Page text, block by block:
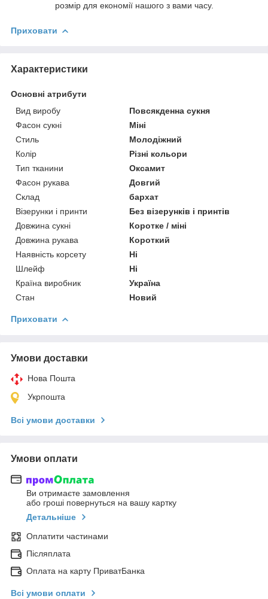
розмір для економії нашого з вами часу.
Приховати
Характеристики
Основні атрибути
Вид виробу
Повсякденна сукня
Фасон сукні
Міні
Стиль
Молодіжний
Колір
Різні кольори
Тип тканини
Оксамит
Фасон рукава
Довгий
Склад
бархат
Візерунки і принти
Без візерунків і принтів
Довжина сукні
Коротке / міні
Довжина рукава
Короткий
Наявність корсету
Ні
Шлейф
Ні
Країна виробник
Україна
Стан
Новий
Приховати
Умови доставки
Нова Пошта
Укрпошта
Всі умови доставки
Умови оплати
Ви отримаєте замовлення
або гроші повернуться на вашу картку
Детальніше
Оплатити частинами
Післяплата
Оплата на карту ПриватБанка
Всі умови оплати